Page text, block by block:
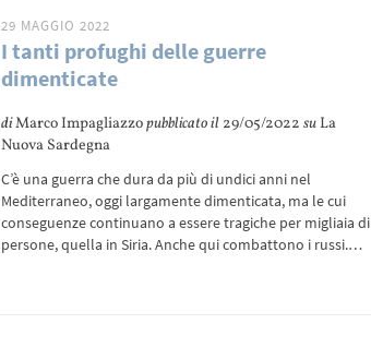
29 MAGGIO 2022
I tanti profughi delle guerre
dimenticate
diMarco Impagliazzopubblicato il 29/05/2022su La
Nuova Sardegna
C’è una guerra che dura da più di undici anni nel
Mediterraneo, oggi largamente dimenticata, ma le cui
conseguenze continuano a essere tragiche per migliaia di
persone, quella in Siria. Anche qui combattono i russi.…